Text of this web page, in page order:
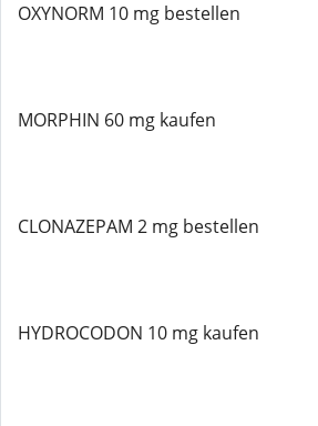
OXYNORM 10 mg bestellen
MORPHIN 60 mg kaufen
CLONAZEPAM 2 mg bestellen
HYDROCODON 10 mg kaufen